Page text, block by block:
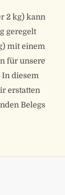
2 kg) kann
geregelt
mit einem
für unsere
In diesem
erstatten
Belegs